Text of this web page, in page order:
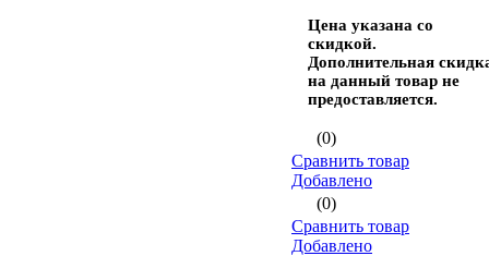
Цена указана со
скидкой.
Дополнительная
на данный товар не
предоставляется.
(0)
Сравнить товар
Добавлено
(0)
Сравнить товар
Добавлено